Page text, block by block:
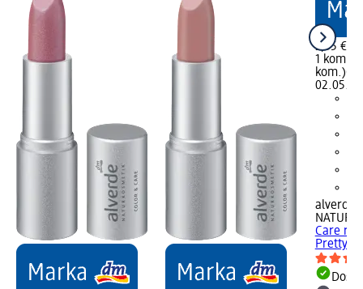
3,35 €
1 kom.
kom.)
alverde
Care
Pretty